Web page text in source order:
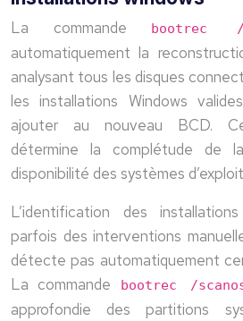
La commande bootrec
automatiquement la
analysant tous les disques
les installations Windows
ajouter au nouveau BCD.
détermine la complétude de
disponibilité des systèmes
L’identification des
parfois des interventions
détecte pas automatiquement
La commande
bootrec /
approfondie des partitions